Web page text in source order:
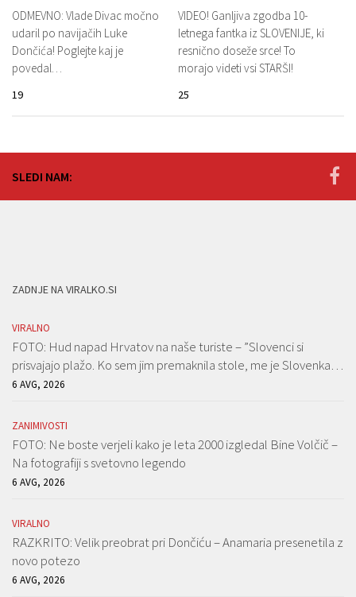
ODMEVNO: Vlade Divac močno
udaril po navijačih Luke
Dončića! Poglejte kaj je
povedal…
19
VIDEO! Ganljiva zgodba 10-
letnega fantka iz SLOVENIJE, ki
resnično doseže srce! To
morajo videti vsi STARŠI!
25
SLEDI NAM:
ZADNJE NA VIRALKO.SI
VIRALNO
FOTO: Hud napad Hrvatov na naše turiste – ”Slovenci si
prisvajajo plažo. Ko sem jim premaknila stole, me je Slovenka…
6 AVG, 2026
ZANIMIVOSTI
FOTO: Ne boste verjeli kako je leta 2000 izgledal Bine Volčič –
Na fotografiji s svetovno legendo
6 AVG, 2026
VIRALNO
RAZKRITO: Velik preobrat pri Dončiću – Anamaria presenetila z
novo potezo
6 AVG, 2026